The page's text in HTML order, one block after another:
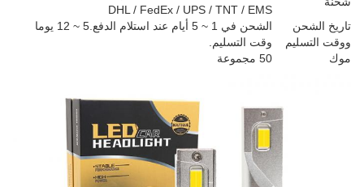
DHL / FedEx / UPS / TNT / EMS
تاريخ الشحن
ووقت التسليم
الشحن في 1 ~ 5 أيام عند استلام الدفع.5 ~ 12 يوما
وقت التسليم.
موك
50 مجموعة